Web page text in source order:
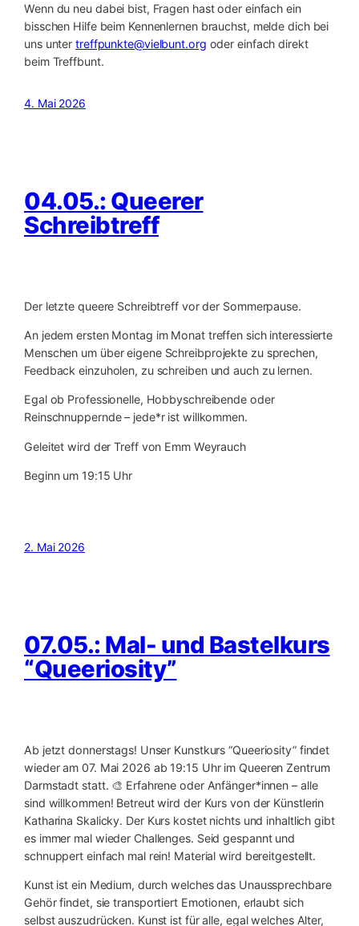
Wenn du neu dabei bist, Fragen hast oder einfach ein
bisschen Hilfe beim Kennenlernen brauchst, melde dich bei
uns untertreffpunkte@vielbunt.org oder einfach direkt
beim Treffbunt.
4. Mai 2026
04.05.: Queerer
Schreibtreff
Der letzte queere Schreibtreff vor der Sommerpause.
An jedem ersten Montag im Monat treffen sich interessierte
Menschen um über eigene Schreibprojekte zu sprechen,
Feedback einzuholen, zu schreiben und auch zu lernen.
Egal ob Professionelle, Hobbyschreibende oder
Reinschnuppernde – jede*r ist willkommen.
Geleitet wird der Treff von Emm Weyrauch
Beginn um 19:15 Uhr
2. Mai 2026
07.05.: Mal- und Bastelkurs
“Queeriosity”
Ab jetzt donnerstags! Unser Kunstkurs “Queeriosity” findet
wieder am 07. Mai 2026 ab 19:15 Uhr im Queeren Zentrum
Darmstadt statt. 🎨 Erfahrene oder Anfänger*innen – alle
sind willkommen! Betreut wird der Kurs von der Künstlerin
Katharina Skalicky. Der Kurs kostet nichts und inhaltlich gibt
es immer mal wieder Challenges. Seid gespannt und
schnuppert einfach mal rein! Material wird bereitgestellt.
Kunst ist ein Medium, durch welches das Unaussprechbare
Gehör findet, sie transportiert Emotionen, erlaubt sich
selbst auszudrücken. Kunst ist für alle, egal welches Alter,